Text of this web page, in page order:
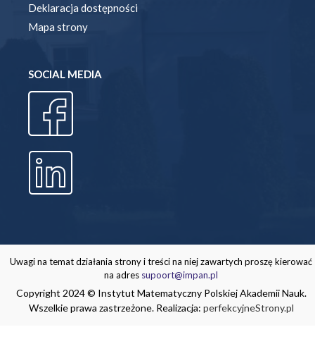
Deklaracja dostępności
Mapa strony
SOCIAL MEDIA
Uwagi na temat działania strony i treści na niej zawartych proszę kierować
na adres supoort@impan.pl
Copyright 2024 © Instytut Matematyczny Polskiej Akademii Nauk.
Wszelkie prawa zastrzeżone. Realizacja: perfekcyjneStrony.pl